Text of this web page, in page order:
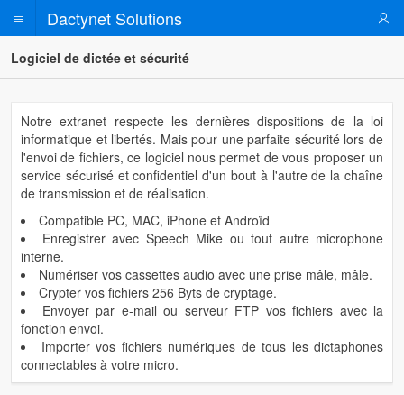
Dactynet Solutions
Logiciel de dictée et sécurité
ITEMS
Notre extranet respecte les dernières dispositions de la loi
informatique et libertés. Mais pour une parfaite sécurité lors de
l'envoi de fichiers, ce logiciel nous permet de vous proposer un
service sécurisé et confidentiel d'un bout à l'autre de la chaîne
de transmission et de réalisation.
Compatible PC, MAC, iPhone et Androïd
Enregistrer avec Speech Mike ou tout autre microphone
interne.
Numériser vos cassettes audio avec une prise mâle, mâle.
Crypter vos fichiers 256 Byts de cryptage.
Envoyer par e-mail ou serveur FTP vos fichiers avec la
fonction envoi.
Importer vos fichiers numériques de tous les dictaphones
connectables à votre micro.